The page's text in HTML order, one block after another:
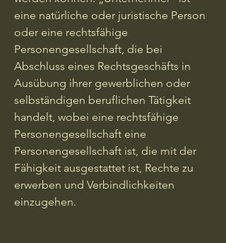
eine natürliche oder juristische Person
oder eine rechtsfähige
Personengesellschaft, die bei
Abschluss eines Rechtsgeschäfts in
Ausübung ihrer gewerblichen oder
selbständigen beruflichen Tätigkeit
handelt, wobei eine rechtsfähige
Personengesellschaft eine
Personengesellschaft ist, die mit der
Fähigkeit ausgestattet ist, Rechte zu
erwerben und Verbindlichkeiten
einzugehen.